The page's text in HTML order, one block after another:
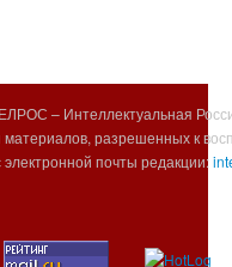
– Интеллектуальная
разрешенных к
почты редакции: